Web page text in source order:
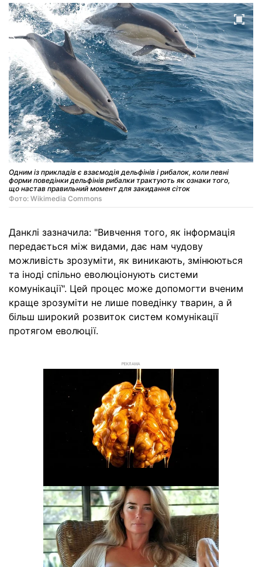
Одним із прикладів є взаємодія дельфінів і рибалок, коли певні
форми поведінки дельфінів рибалки трактують як ознаки того,
що настав правильний момент для закидання сіток
Фото: Wikimedia Commons
Данклі зазначила: "Вивчення того, як інформація
передається між видами, дає нам чудову
можливість зрозуміти, як виникають, змінюються
та іноді спільно еволюціонують системи
комунікації". Цей процес може допомогти вченим
краще зрозуміти не лише поведінку тварин, а й
більш широкий розвиток систем комунікації
протягом еволюції.
РЕКЛАМА